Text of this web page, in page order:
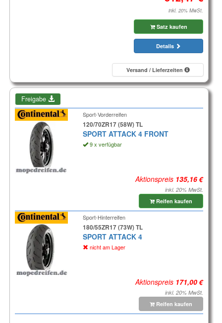
inkl. 20% MwSt.
Satz kaufen
Details
Versand / Lieferzeiten
Freigabe
Sport-Vorderreifen
120/70ZR17 (58W) TL
SPORT ATTACK 4 FRONT
9 x verfügbar
Aktionspreis
inkl. 20% MwSt.
Reifen kaufen
Sport-Hinterreifen
180/55ZR17 (73W) TL
SPORT ATTACK 4
nicht am Lager
Aktionspreis
inkl. 20% MwSt.
Reifen kaufen